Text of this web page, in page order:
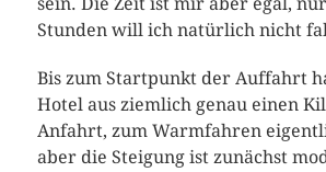
Stunden will ich natürlich nicht
Bis zum Startpunkt der Auffahrt
Hotel aus ziemlich genau einen
Anfahrt, zum Warmfahren
aber die Steigung ist zunächst